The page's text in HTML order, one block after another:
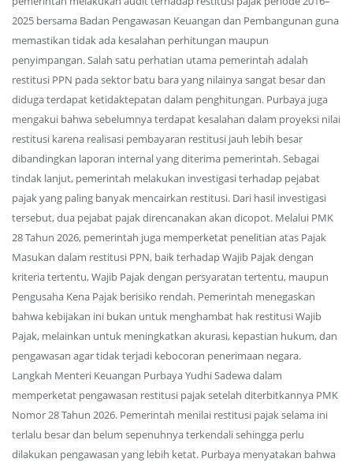
2025 bersama Badan Pengawasan Keuangan dan Pembangunan guna
memastikan tidak ada kesalahan perhitungan maupun
penyimpangan. Salah satu perhatian utama pemerintah adalah
restitusi PPN pada sektor batu bara yang nilainya sangat besar dan
diduga terdapat ketidaktepatan dalam penghitungan. Purbaya juga
mengakui bahwa sebelumnya terdapat kesalahan dalam proyeksi nilai
restitusi karena realisasi pembayaran restitusi jauh lebih besar
dibandingkan laporan internal yang diterima pemerintah. Sebagai
tindak lanjut, pemerintah melakukan investigasi terhadap pejabat
pajak yang paling banyak mencairkan restitusi. Dari hasil investigasi
tersebut, dua pejabat pajak direncanakan akan dicopot. Melalui PMK
28 Tahun 2026, pemerintah juga memperketat penelitian atas Pajak
Masukan dalam restitusi PPN, baik terhadap Wajib Pajak dengan
kriteria tertentu, Wajib Pajak dengan persyaratan tertentu, maupun
Pengusaha Kena Pajak berisiko rendah. Pemerintah menegaskan
bahwa kebijakan ini bukan untuk menghambat hak restitusi Wajib
Pajak, melainkan untuk meningkatkan akurasi, kepastian hukum, dan
pengawasan agar tidak terjadi kebocoran penerimaan negara.
Langkah Menteri Keuangan Purbaya Yudhi Sadewa dalam
memperketat pengawasan restitusi pajak setelah diterbitkannya PMK
Nomor 28 Tahun 2026. Pemerintah menilai restitusi pajak selama ini
terlalu besar dan belum sepenuhnya terkendali sehingga perlu
dilakukan pengawasan yang lebih ketat. Purbaya menyatakan bahwa